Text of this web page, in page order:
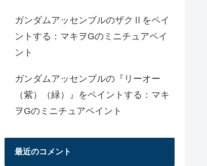
ガンダムアッセンブルのザクⅡをペイ
ントする：マキヲGのミニチュアペイ
ント
ガンダムアッセンブルの『リーオー
（紫）（緑）』をペイントする：マキ
ヲGのミニチュアペイント
最近のコメント